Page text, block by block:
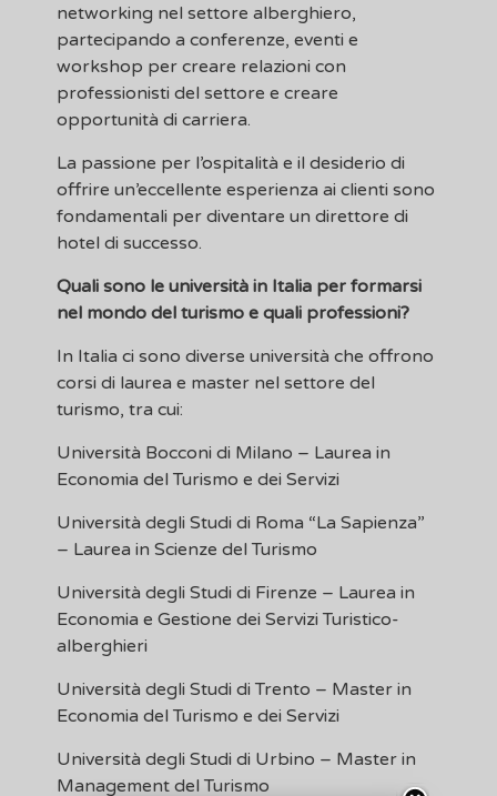
networking nel settore alberghiero,
partecipando a conferenze, eventi e
workshop per creare relazioni con
professionisti del settore e creare
opportunità di carriera.
La passione per l’ospitalità e il desiderio di
offrire un’eccellente esperienza ai clienti sono
fondamentali per diventare un direttore di
hotel di successo.
Quali sono le università in Italia per formarsi
nel mondo del turismo e quali professioni?
In Italia ci sono diverse università che offrono
corsi di laurea e master nel settore del
turismo, tra cui:
Università Bocconi di Milano – Laurea in
Economia del Turismo e dei Servizi
Università degli Studi di Roma “La Sapienza”
– Laurea in Scienze del Turismo
Università degli Studi di Firenze – Laurea in
Economia e Gestione dei Servizi Turistico-
alberghieri
Università degli Studi di Trento – Master in
Economia del Turismo e dei Servizi
Università degli Studi di Urbino – Master in
Management del Turismo